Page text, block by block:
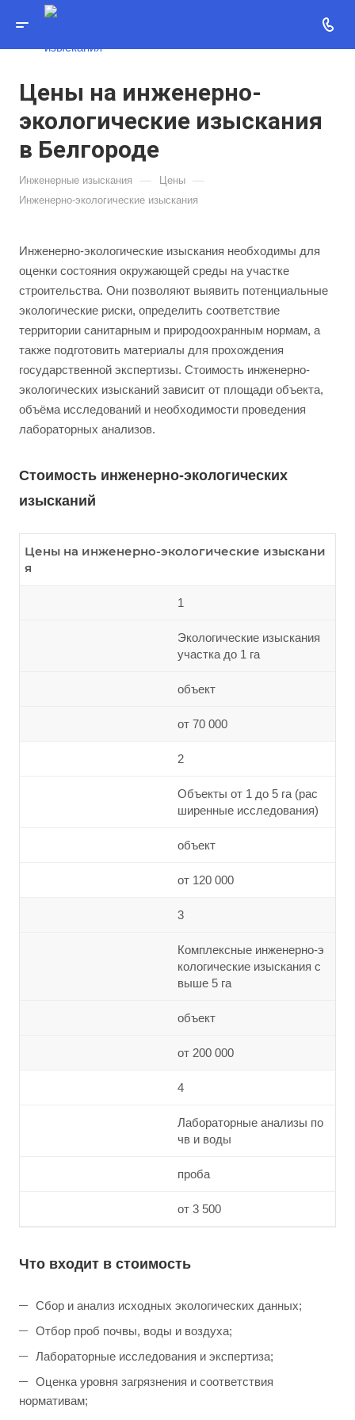
Цены на инженерно-
экологические изыскания
в Белгороде
Инженерные изыскания — Цены —
Инженерно-экологические изыскания
Инженерно-экологические изыскания необходимы для
оценки состояния окружающей среды на участке
строительства. Они позволяют выявить потенциальные
экологические риски, определить соответствие
территории санитарным и природоохранным нормам, а
также подготовить материалы для прохождения
государственной экспертизы. Стоимость инженерно-
экологических изысканий зависит от площади объекта,
объёма исследований и необходимости проведения
лабораторных анализов.
Стоимость инженерно-экологических
изысканий
Цены на инженерно-экологические изыскани
я
1
Экологические изыскания
участка до 1 га
объект
от 70 000
2
Объекты от 1 до 5 га (рас
ширенные исследования)
объект
от 120 000
3
Комплексные инженерно-э
кологические изыскания с
выше 5 га
объект
от 200 000
4
Лабораторные анализы по
чв и воды
проба
от 3 500
Что входит в стоимость
Сбор и анализ исходных экологических данных;
Отбор проб почвы, воды и воздуха;
Лабораторные исследования и экспертиза;
Оценка уровня загрязнения и соответствия
нормативам;